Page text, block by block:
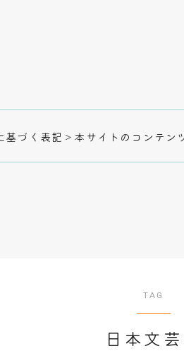
基づく表記＞本サイトのコンテ
TAG
日本文